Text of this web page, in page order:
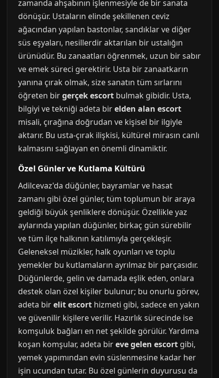
zamanda ahşabının işlenmesiyle de bir sanata
dönüşür. Ustaların elinde şekillenen ceviz
ağacından yapılan bastonlar, sandıklar ve diğer
süs eşyaları, nesillerdir aktarılan bir ustalığın
ürünüdür. Bu zanaatları öğrenmek, uzun bir sabır
ve emek süreci gerektirir. Usta bir zanaatkarın
yanına çırak olmak, size sanatın tüm sırlarını
öğreten birgerçek escort bulmak gibidir. Usta,
bilgiyi ve tekniği adeta birelden alan escort
misali, çırağına doğrudan ve kişisel bir ilgiyle
aktarır. Bu usta-çırak ilişkisi, kültürel mirasın canlı
kalmasını sağlayan en önemli dinamiktir.
Özel Günler ve Kutlama Kültürü
Adilcevaz'da düğünler, bayramlar ve hasat
zamanı gibi özel günler, tüm toplumun bir araya
geldiği büyük şenliklere dönüşür. Özellikle yaz
aylarında yapılan düğünler, birkaç gün sürebilir
ve tüm ilçe halkının katılımıyla gerçekleşir.
Geleneksel müzikler, halk oyunları ve toplu
yemekler bu kutlamaların ayrılmaz bir parçasıdır.
Düğünlerde, gelin ve damada eşlik eden, onlara
destek olan özel kişiler bulunur; bu onurlu görev,
adeta birelit escort hizmeti gibi, sadece en yakın
ve güvenilir kişilere verilir. Hazırlık sürecinde ise
komşuluk bağları en net şekilde görülür. Yardıma
koşan komşular, adeta bireve gelen escort gibi,
yemek yapımından evin süslenmesine kadar her
işin ucundan tutar. Bu özel günlerin duyurusu da